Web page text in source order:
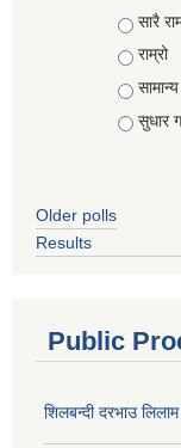
सारै
राम्रो
सामान्य
सुधार
Older polls
Results
Public
शिलबन्दी दरभाउ